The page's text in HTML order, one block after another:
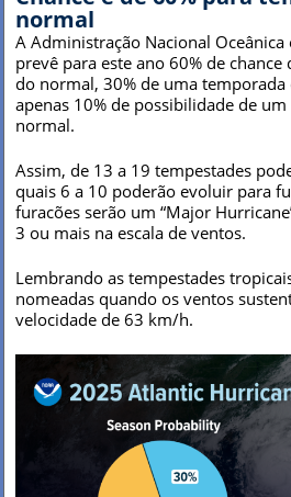
normal
A Administração Nacional Oceânica
prevê para este ano 60% de
do normal, 30% de uma
apenas 10% de possibilidade de
normal.
Assim, de 13 a 19 tempestades
quais 6 a 10 poderão evoluir para
furacões serão um “Major
3 ou mais na escala de ventos.
Lembrando as tempestades
nomeadas quando os ventos
velocidade de 63 km/h.